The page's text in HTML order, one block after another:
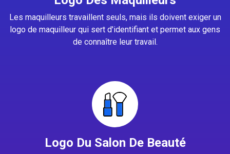
Les maquilleurs travaillent seuls, mais ils doivent exiger un
logo de maquilleur qui sert d'identifiant et permet aux gens
de connaître leur travail.
Logo Du Salon De Beauté